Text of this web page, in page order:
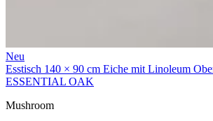
Neu
Esstisch 140 × 90 cm Eiche mit Linoleum
ESSENTIAL OAK
Mushroom